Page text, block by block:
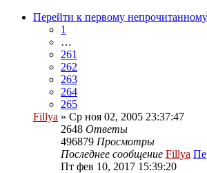
Перейти к первому
1
…
261
262
263
264
265
Fillya » Ср ноя 02, 2005 23:37:47
2648 Ответы
496879 Просмотры
Последнее сообщение Fillya
Пт фев 10, 2017 15:39:20